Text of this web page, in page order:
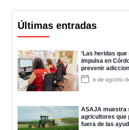
Últimas entradas
‘Las heridas que
impulsa en
prevenir
mental
6 de agosto
ASAJA muestra
agricultores que
fuera de las